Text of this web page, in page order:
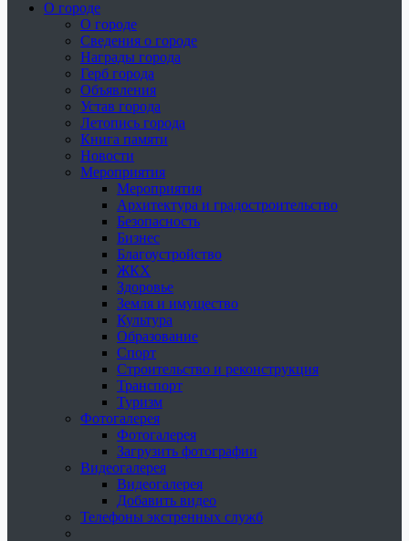
О городе
О городе
Сведения о городе
Награды города
Герб города
Объявления
Устав города
Летопись города
Книга памяти
Новости
Мероприятия
Мероприятия
Архитектура и градостроительство
Безопасность
Бизнес
Благоустройство
ЖКХ
Здоровье
Земля и имущество
Культура
Образование
Спорт
Строительство и реконструкция
Транспорт
Туризм
Фотогалерея
Фотогалерея
Загрузить фотографии
Видеогалерея
Видеогалерея
Добавить видео
Телефоны экстренных служб